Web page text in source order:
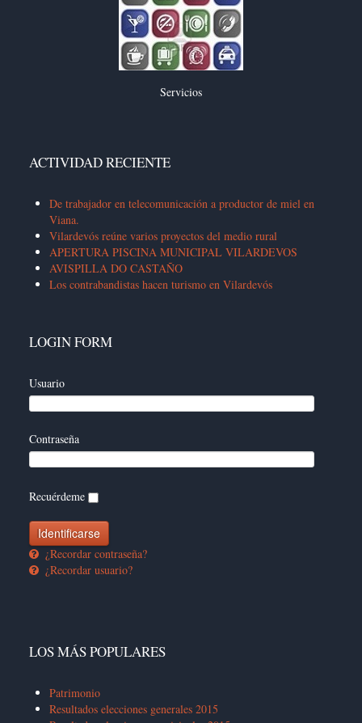
Servicios
ACTIVIDAD RECIENTE
De trabajador en telecomunicación a productor de miel en
Viana.
Vilardevós reúne varios proyectos del medio rural
APERTURA PISCINA MUNICIPAL VILARDEVOS
AVISPILLA DO CASTAÑO
Los contrabandistas hacen turismo en Vilardevós
LOGIN FORM
Usuario
Contraseña
Recuérdeme
¿Recordar contraseña?
¿Recordar usuario?
LOS MÁS POPULARES
Patrimonio
Resultados elecciones generales 2015